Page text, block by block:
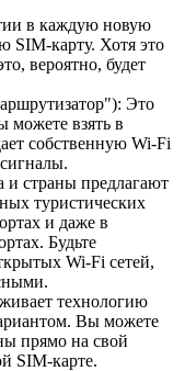
в каждую новую
SIM-карту. Хотя это
вероятно, будет
Это
можете взять в
собственную Wi-Fi
страны предлагают
туристических
и даже в
Будьте
Wi-Fi сетей,
технологию
Вы можете
прямо на свой
SIM-карте.